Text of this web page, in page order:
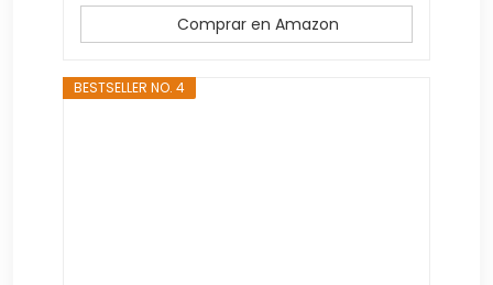
Comprar en Amazon
BESTSELLER NO. 4